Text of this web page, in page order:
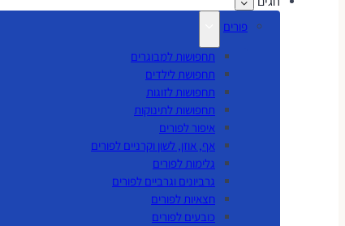
פורים
תחפושות למבוגרים
תחפושת לילדים
תחפושות לזוגות
תחפושות לתינוקות
איפור לפורים
אף, אוזן, לשון וקרניים לפורים
גלימות לפורים
גרביונים וגרביים לפורים
חצאיות לפורים
כובעים לפורים